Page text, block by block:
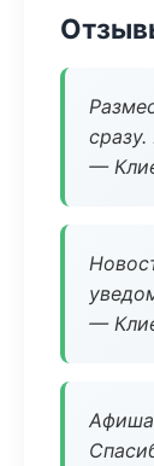
—
—
Афиша